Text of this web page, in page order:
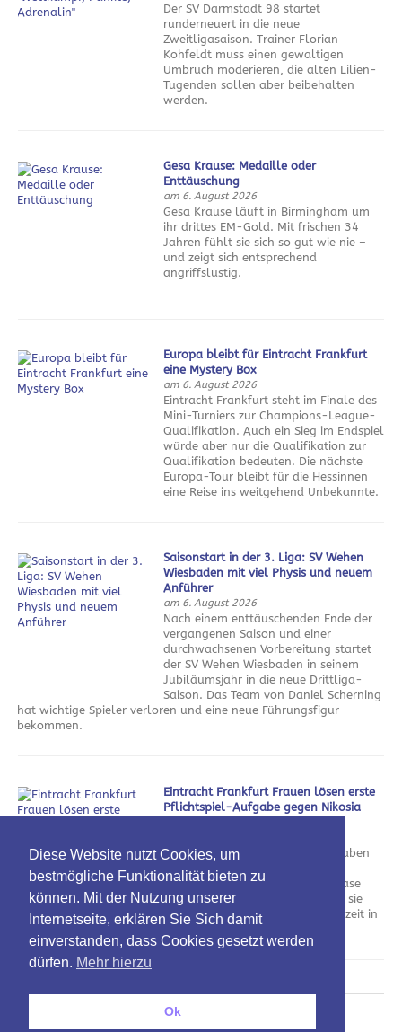
Der SV Darmstadt 98 startet
runderneuert in die neue
Zweitligasaison. Trainer Florian
Kohfeldt muss einen gewaltigen
Umbruch moderieren, die alten Lilien-
Tugenden sollen aber beibehalten
werden.
Gesa Krause: Medaille oder
Enttäuschung
am 6. August 2026
Gesa Krause läuft in Birmingham um
ihr drittes EM-Gold. Mit frischen 34
Jahren fühlt sie sich so gut wie nie –
und zeigt sich entsprechend
angriffslustig.
Europa bleibt für Eintracht Frankfurt
eine Mystery Box
am 6. August 2026
Eintracht Frankfurt steht im Finale des
Mini-Turniers zur Champions-League-
Qualifikation. Auch ein Sieg im Endspiel
würde aber nur die Qualifikation zur
Qualifikation bedeuten. Die nächste
Europa-Tour bleibt für die Hessinnen
eine Reise ins weitgehend Unbekannte.
Saisonstart in der 3. Liga: SV Wehen
Wiesbaden mit viel Physis und neuem
Anführer
am 6. August 2026
Nach einem enttäuschenden Ende der
vergangenen Saison und einer
durchwachsenen Vorbereitung startet
der SV Wehen Wiesbaden in seinem
Jubiläumsjahr in die neue Drittliga-
Saison. Das Team von Daniel Scherning
hat wichtige Spieler verloren und eine neue Führungsfigur
bekommen.
Eintracht Frankfurt Frauen lösen erste
Pflichtspiel-Aufgabe gegen Nikosia
Die Eintracht Frankfurt Frauen haben
den ersten Schritt in Richtung
Champions-League-Gruppenphase
geschafft. Gegen Nikosia zeigten sie
sich vor allem in der ersten Halbzeit in
Torlaune.
Diese Website nutzt Cookies, um
bestmögliche Funktionalität bieten zu
können. Mit der Nutzung unserer
Internetseite, erklären Sie Sich damit
einverstanden, dass Cookies gesetzt werden
dürfen. Mehr hierzu
Ok